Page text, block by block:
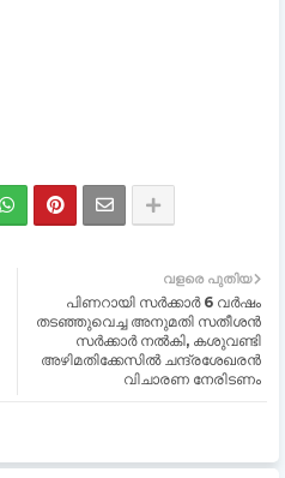
വളരെ പുതിയ
പിണറായി സര്‍ക്കാര്‍ 6 വര്‍ഷം
തടഞ്ഞുവെച്ച അനുമതി സതീശൻ
സര്‍ക്കാര്‍ നല്‍കി, കശുവണ്ടി
അഴിമതിക്കേസില്‍ ചന്ദ്രശേഖരൻ
വിചാരണ നേരിടണം